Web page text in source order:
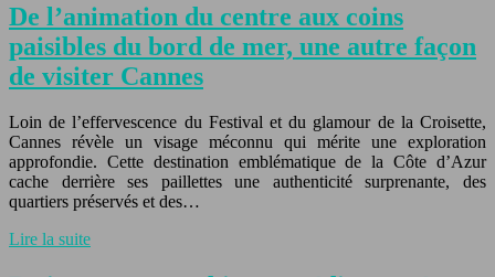
De l’animation du centre aux coins
paisibles du bord de mer, une autre façon
de visiter Cannes
Loin de l’effervescence du Festival et du glamour de la Croisette,
Cannes révèle un visage méconnu qui mérite une exploration
approfondie. Cette destination emblématique de la Côte d’Azur
cache derrière ses paillettes une authenticité surprenante, des
quartiers préservés et des…
Lire la suite